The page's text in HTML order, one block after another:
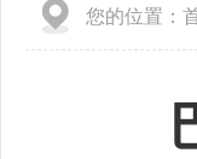
您的位置：